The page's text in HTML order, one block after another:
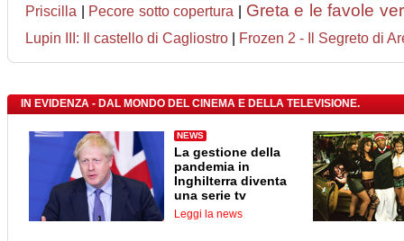
Priscilla
Pecore sotto copertura Greta e le favole
Lupin III: Il castello di Cagliostro Frozen 2 - Il Segreto di
IN EVIDENZA - DAL MONDO DEL CINEMA E DELLA TELEVISIONE.
NEWS
La gestione della
pandemia in
Inghilterra diventa
una serie tv
Leggi la news